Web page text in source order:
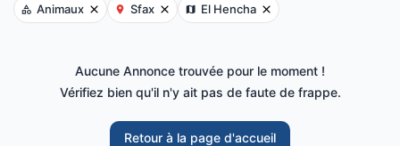
Animaux Sfax El Hencha
Aucune Annonce trouvée pour le moment !
Vérifiez bien qu'il n'y ait pas de faute de frappe.
Retour à la page d'accueil